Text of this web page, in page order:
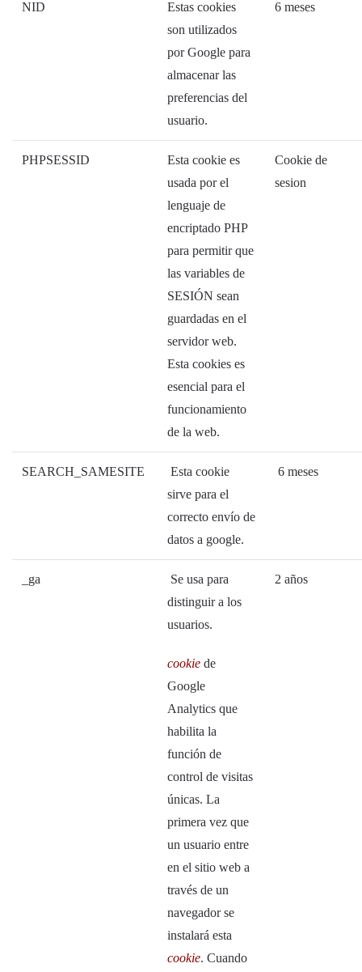
NID
Estas cookies
son utilizados
por Google para
almacenar las
preferencias del
usuario.
6 meses
PHPSESSID
Esta cookie es
usada por el
lenguaje de
encriptado PHP
para permitir que
las variables de
SESIÓN sean
guardadas en el
servidor web.
Esta cookies es
esencial para el
funcionamiento
de la web.
Cookie de
sesion
SEARCH_SAMESITE
Esta cookie
sirve para el
correcto envío de
datos a google.
6 meses
_ga
Se usa para
distinguir a los
usuarios.
cookie de
Google
Analytics que
habilita la
función de
control de visitas
únicas. La
primera vez que
un usuario entre
en el sitio web a
través de un
navegador se
instalará esta
cookie. Cuando
2 años